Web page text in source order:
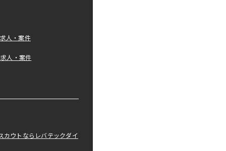
人・案件
人・案件
カウトならレバテックダイ